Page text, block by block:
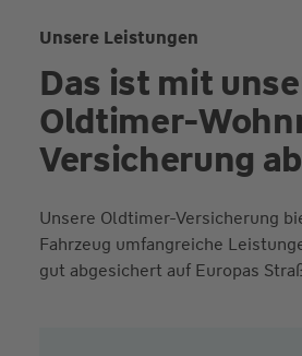
Unsere Leistungen
Das ist mit
Oldtimer-
Versicherung
Unsere Oldtimer-Versicherung
Fahrzeug umfangreiche
gut abgesichert auf Europas